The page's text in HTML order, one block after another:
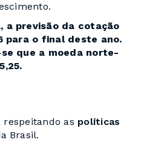
a previsão da cotação
para o final deste ano.
que a moeda norte-
as políticas
Brasil.